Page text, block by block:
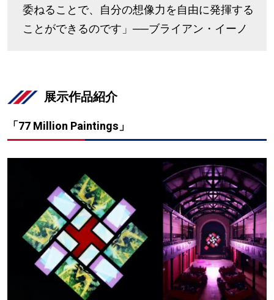
委ねることで、自分の想像力を自由に発揮する
ことができるのです」──ブライアン・イーノ
展示作品紹介
「77 Million Paintings」